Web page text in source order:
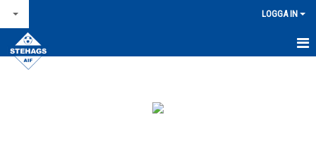
LOGGA IN
STARTSIDA